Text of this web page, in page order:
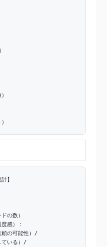
】
の数）
感）：
頼の可能性）/
ている）/